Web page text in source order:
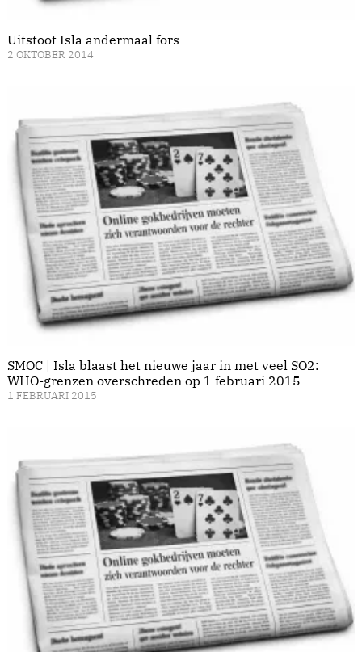
Uitstoot Isla andermaal fors
2 OKTOBER 2014
SMOC | Isla blaast het nieuwe jaar in met veel SO2:
WHO-grenzen overschreden op 1 februari 2015
1 FEBRUARI 2015